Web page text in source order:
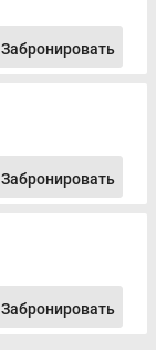
Забронировать
Забронировать
Забронировать